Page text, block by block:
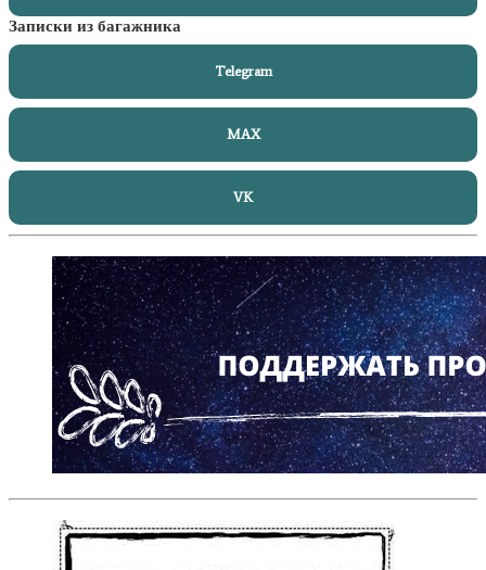
Записки из багажника
Telegram
MAX
VK